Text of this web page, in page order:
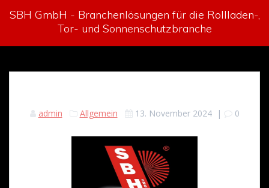
SBH GmbH - Branchenlösungen für die Rollladen-,
Tor- und Sonnenschutzbranche
admin Allgemein 13. November 2024| 0